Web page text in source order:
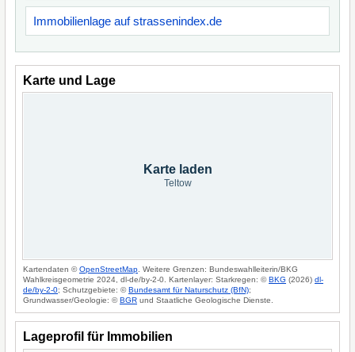
Immobilienlage auf strassenindex.de
Karte und Lage
Karte laden
Teltow
Kartendaten ©OpenStreetMap . Weitere Grenzen: Bundeswahlleiterin/BKG
Wahlkreisgeometrie 2024, dl-de/by-2-0. Kartenlayer: Starkregen: ©BKG (2026) dl-
de/by-2-0; Schutzgebiete: ©Bundesamt für Naturschutz (BfN);
Grundwasser/Geologie: ©BGR und Staatliche Geologische Dienste.
Lageprofil für Immobilien